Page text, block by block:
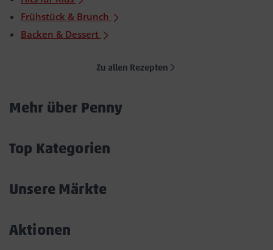
Frühstück & Brunch
Backen & Dessert
Zu allen Rezepten
Mehr über Penny
Top Kategorien
Unsere Märkte
Aktionen